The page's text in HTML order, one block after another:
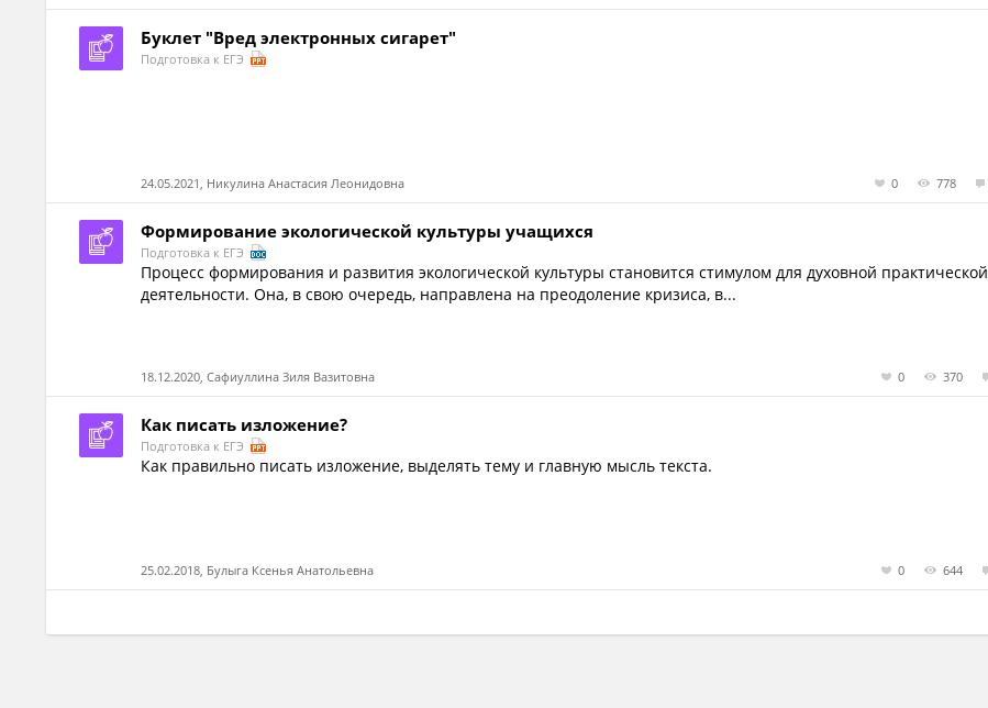
Буклет "Вред электронных сигарет"
Подготовка к ЕГЭ
24.05.2021, Никулина Анастасия Леонидовна 0 778
Формирование экологической культуры учащихся
Подготовка к ЕГЭ
Процесс формирования и развития экологической культуры становится стимулом для духовной практической
деятельности. Она, в свою очередь, направлена на преодоление кризиса, в...
18.12.2020, Сафиуллина Зиля Вазитовна 0 370
Как писать изложение?
Подготовка к ЕГЭ
Как правильно писать изложение, выделять тему и главную мысль текста.
25.02.2018, Булыга Ксенья Анатольевна 0 644